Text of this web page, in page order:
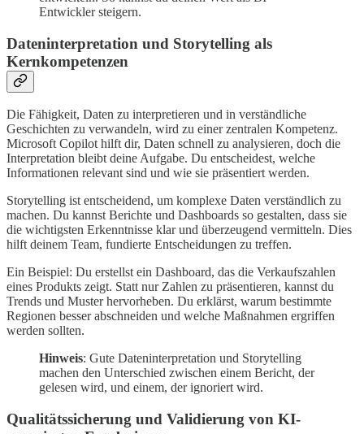
Entwickler steigern.
Dateninterpretation und Storytelling als
Kernkompetenzen
Die Fähigkeit, Daten zu interpretieren und in verständliche
Geschichten zu verwandeln, wird zu einer zentralen Kompetenz.
Microsoft Copilot hilft dir, Daten schnell zu analysieren, doch die
Interpretation bleibt deine Aufgabe. Du entscheidest, welche
Informationen relevant sind und wie sie präsentiert werden.
Storytelling ist entscheidend, um komplexe Daten verständlich zu
machen. Du kannst Berichte und Dashboards so gestalten, dass sie
die wichtigsten Erkenntnisse klar und überzeugend vermitteln. Dies
hilft deinem Team, fundierte Entscheidungen zu treffen.
Ein Beispiel: Du erstellst ein Dashboard, das die Verkaufszahlen
eines Produkts zeigt. Statt nur Zahlen zu präsentieren, kannst du
Trends und Muster hervorheben. Du erklärst, warum bestimmte
Regionen besser abschneiden und welche Maßnahmen ergriffen
werden sollten.
Hinweis: Gute Dateninterpretation und Storytelling
machen den Unterschied zwischen einem Bericht, der
gelesen wird, und einem, der ignoriert wird.
Qualitätssicherung und Validierung von KI-